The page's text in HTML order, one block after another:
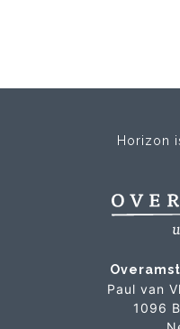
Horizon
Paul van
1096